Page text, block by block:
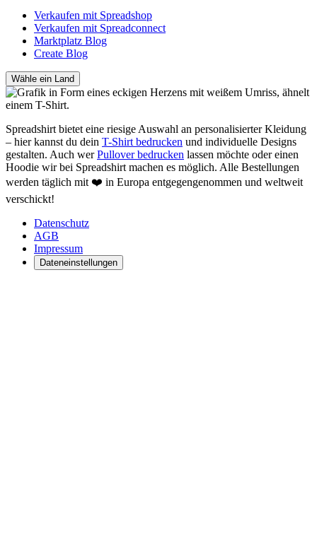
Verkaufen mit Spreadshop
Verkaufen mit Spreadconnect
Marktplatz Blog
Create Blog
Wähle ein Land
Spreadshirt bietet eine riesige Auswahl an personalisierter Kleidung
– hier kannst du dein T-Shirt bedrucken und individuelle Designs
gestalten. Auch werPullover bedrucken lassen möchte oder einen
Hoodie wir bei Spreadshirt machen es möglich. Alle Bestellungen
werden täglich mit ❤️ in Europa entgegengenommen und weltweit
verschickt!
Datenschutz
AGB
Impressum
Dateneinstellungen